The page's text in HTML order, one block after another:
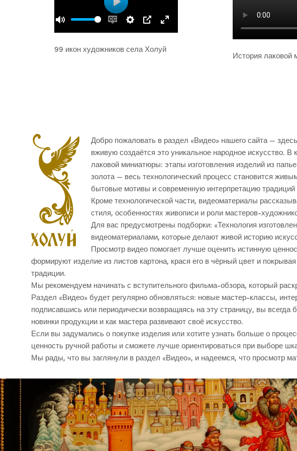
Mute
EnableSettings
PIP Enter
Play
99 икон художников села Холуй
История лаковой
Добро пожаловать в раздел «Видео» нашего сайта —
вживую создаётся это уникальное народное искусство.
лаковой миниатюры: этапы изготовления изделий из
золота — весь технологический процесс становится
бытовые мотивы и современную интерпретацию
Кроме технологической части, видеоматериалы
стиля, особенностях живописи и роли мастеров-
Для вас предусмотрены подборки: «Технология
видеоматериалами, которые делают живой историю
Просмотр видео помогает лучше оценить истинную
формируют изделие из листов картона, крася его в чёрный цвет и
традиции.
Мы рекомендуем начинать с вступительного фильма-обзора, который
Раздел «Видео» будет регулярно обновляться: новые мастер-классы,
подписавшись или периодически возвращаясь на эту страницу, вы
новинки продукции и как мастера развивают своё искусство.
Если вы задумались о покупке изделия или хотите узнать больше о
ценность ручной работы и сможете лучше ориентироваться при выборе
Мы рады, что вы заглянули в раздел «Видео», и надеемся, что просмотр